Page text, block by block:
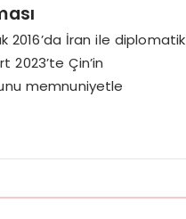
2016’da İran ile diplomatik
2023’te Çin’in
memnuniyetle